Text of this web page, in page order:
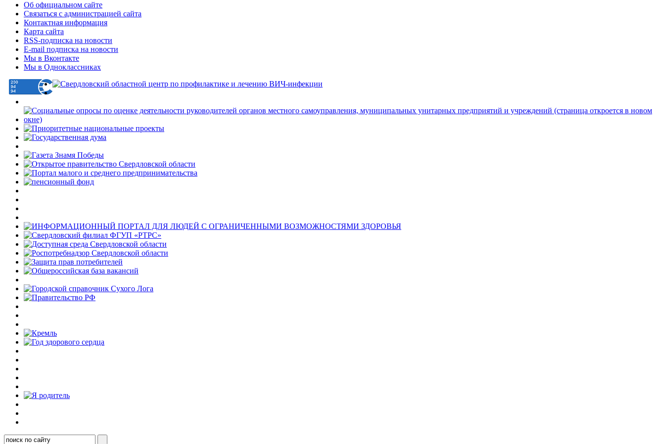
Об официальном сайте
Связаться с администрацией сайта
Контактная информация
Карта сайта
RSS-подписка на новости
E-mail подписка на новости
Мы в Вконтакте
Мы в Одноклассниках